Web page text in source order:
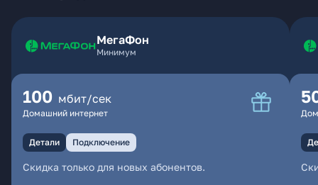
МегаФон
Минимум
100 мбит/сек
Домашний интернет
Детали Подключение
Скидка только для новых абонентов.